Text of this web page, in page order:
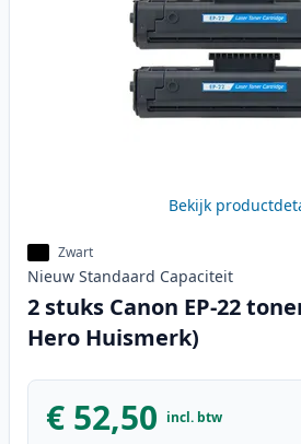
Bekijk
Zwart
Nieuw Standaard Capaciteit
2 stuks Canon EP-22
Hero Huismerk)
€ 52,50 incl. btw